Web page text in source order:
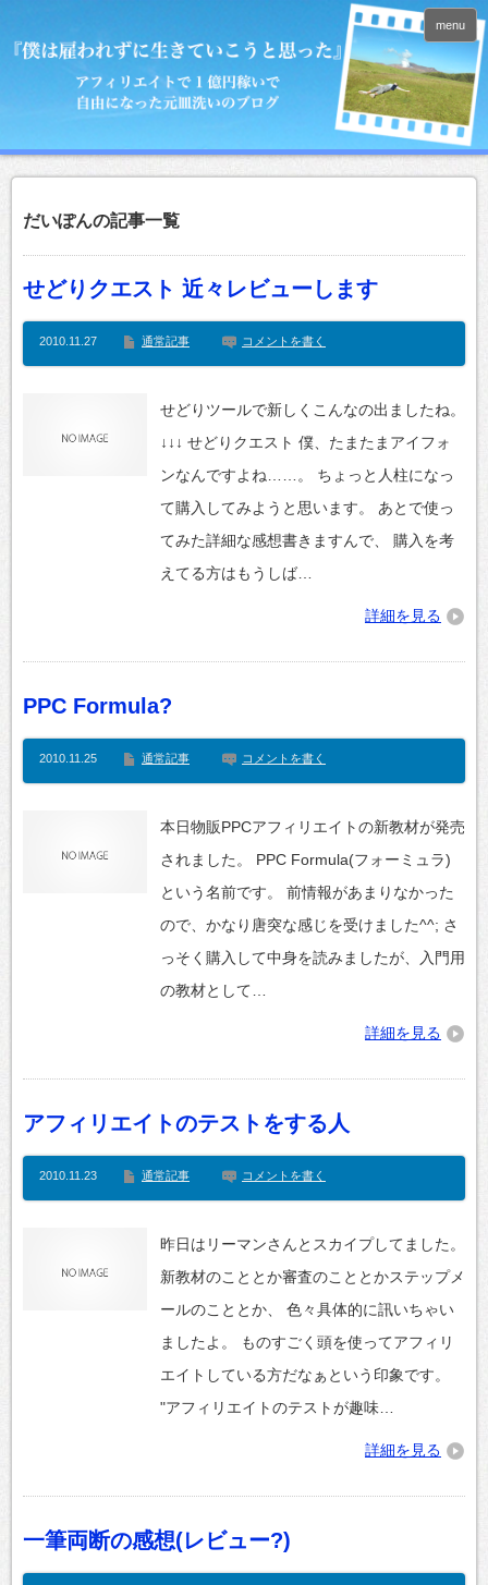
menu
だいぽんの記事一覧
せどりクエスト 近々レビューします
2010.11.27 通常記事 コメントを書く
せどりツールで新しくこんなの出ましたね。
↓↓↓ せどりクエスト 僕、たまたまアイフォ
ンなんですよね……。 ちょっと人柱になっ
て購入してみようと思います。 あとで使っ
てみた詳細な感想書きますんで、 購入を考
えてる方はもうしば…
詳細を見る
PPC Formula?
2010.11.25 通常記事 コメントを書く
本日物販PPCアフィリエイトの新教材が発売
されました。 PPC Formula(フォーミュラ)
という名前です。 前情報があまりなかった
ので、かなり唐突な感じを受けました^^; さ
っそく購入して中身を読みましたが、入門用
の教材として…
詳細を見る
アフィリエイトのテストをする人
2010.11.23 通常記事 コメントを書く
昨日はリーマンさんとスカイプしてました。
新教材のこととか審査のこととかステップメ
ールのこととか、 色々具体的に訊いちゃい
ましたよ。 ものすごく頭を使ってアフィリ
エイトしている方だなぁという印象です。
"アフィリエイトのテストが趣味…
詳細を見る
一筆両断の感想(レビュー?)